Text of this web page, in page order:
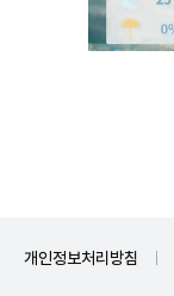
개인정보처리방침